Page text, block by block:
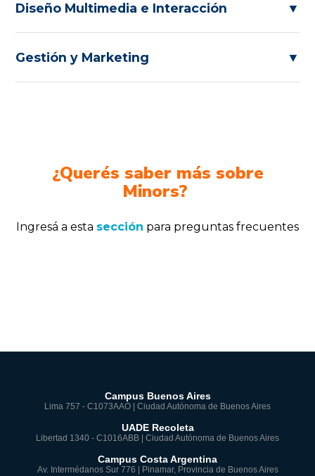
Diseño Multimedia e Interacción ▼
Gestión y Marketing ▼
¿Querés saber más sobre
Minors?
Ingresá a esta sección para preguntas frecuentes
Campus Buenos Aires
Lima 757 - C1073AAO | Ciudad Autónoma de Buenos Aires
UADE Recoleta
Libertad 1340 - C1016ABB | Ciudad Autónoma de Buenos Aires
Campus Costa Argentina
Av. Intermédanos Sur 776 | Pinamar, Provincia de Buenos Aires